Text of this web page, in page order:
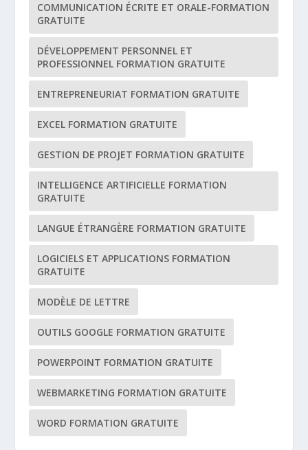
COMMUNICATION ÉCRITE ET ORALE-FORMATION
GRATUITE
DÉVELOPPEMENT PERSONNEL ET
PROFESSIONNEL FORMATION GRATUITE
ENTREPRENEURIAT FORMATION GRATUITE
EXCEL FORMATION GRATUITE
GESTION DE PROJET FORMATION GRATUITE
INTELLIGENCE ARTIFICIELLE FORMATION
GRATUITE
LANGUE ÉTRANGÈRE FORMATION GRATUITE
LOGICIELS ET APPLICATIONS FORMATION
GRATUITE
MODÈLE DE LETTRE
OUTILS GOOGLE FORMATION GRATUITE
POWERPOINT FORMATION GRATUITE
WEBMARKETING FORMATION GRATUITE
WORD FORMATION GRATUITE